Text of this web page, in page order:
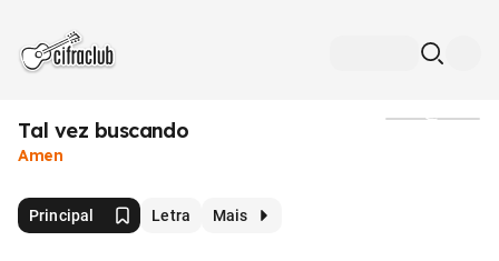
Tal vez buscando
Amen
Principal Letra Mais